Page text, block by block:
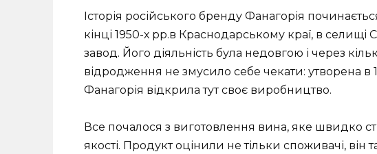
Історія російського бренду Фанагорія
кінці 1950-х рр.в Краснодарському краї, в
завод. Його діяльність була недовгою і через
відродження не змусило себе чекати: утворена в
Фанагорія відкрила тут своє виробництво.
Все почалося з виготовлення вина, яке швидко
якості. Продукт оцінили не тільки споживачі,